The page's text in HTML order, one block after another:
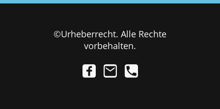
©Urheberrecht. Alle Rechte
vorbehalten.